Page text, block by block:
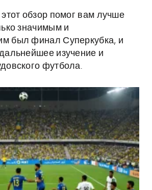
обзор помог вам лучше
значимым и
был финал Суперкубка, и
изучение и
футбола.